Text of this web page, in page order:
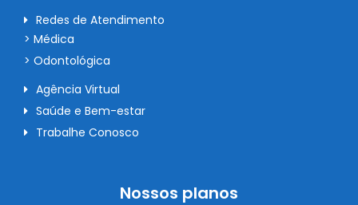
Redes de Atendimento
> Médica
> Odontológica
Agência Virtual
Saúde e Bem-estar
Trabalhe Conosco
Nossos planos